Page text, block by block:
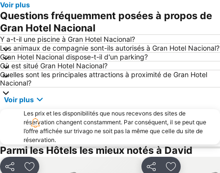
Voir plus
Questions fréquemment posées à propos de
Gran Hotel Nacional
Y a-t-il une piscine à Gran Hotel Nacional?
Les animaux de compagnie sont-ils autorisés à Gran Hotel Nacional?
Gran Hotel Nacional dispose-t-il d'un parking?
Où est situé Gran Hotel Nacional?
Quelles sont les principales attractions à proximité de Gran Hotel
Nacional?
Voir plus
Les prix et les disponibilités que nous recevons des sites de
réservation changent constamment. Par conséquent, il se peut que
l’offre affichée sur trivago ne soit pas la même que celle du site de
réservation.
Parmi les Hôtels les mieux notés à David
Partager Partager